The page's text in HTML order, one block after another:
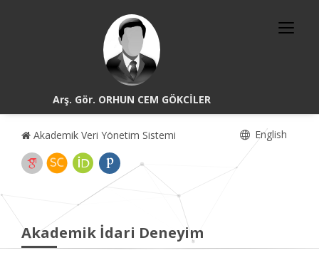
Arş. Gör. ORHUN CEM GÖKCİLER
Akademik Veri Yönetim Sistemi English
Akademik İdari Deneyim